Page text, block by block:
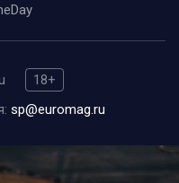
18+
sp@euromag.ru